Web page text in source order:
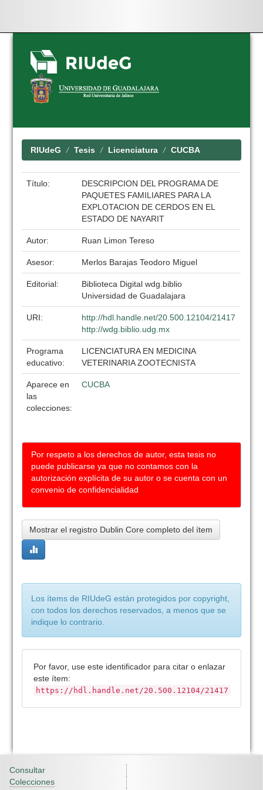
Skip
navigation
RIUdeG Tesis Licenciatura CUCBA
Título:
DESCRIPCION DEL PROGRAMA DE
PAQUETES FAMILIARES PARA LA
EXPLOTACION DE CERDOS EN EL
ESTADO DE NAYARIT
Autor: Ruan Limon Tereso
Asesor: Merlos Barajas Teodoro Miguel
Editorial:
Biblioteca Digital wdg.biblio
Universidad de Guadalajara
URI:
http://hdl.handle.net/20.500.12104/21417
http://wdg.biblio.udg.mx
Programa
educativo:
LICENCIATURA EN MEDICINA
VETERINARIA ZOOTECNISTA
Aparece en
las
colecciones:
CUCBA
Por respeto a los derechos de autor, esta tesis no
puede publicarse ya que no contamos con la
autorización explícita de su autor o se cuenta con un
convenio de confidencialidad
Mostrar el registro Dublin Core completo del ítem
Los ítems de RIUdeG están protegidos por copyright,
con todos los derechos reservados, a menos que se
indique lo contrario.
Por favor, use este identificador para citar o enlazar
este ítem:
https://hdl.handle.net/20.500.12104/21417
Consultar
Colecciones